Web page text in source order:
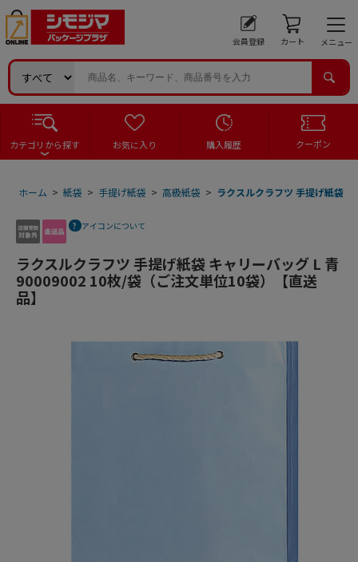
会員登録 カート メニュー
カテゴリから探す お気に入り 購入履歴 クーポン
ホーム > 紙袋 > 手提げ紙袋 > 高級紙袋 > ラクスルクラフツ 手提げ紙袋
アイコンについて
ラクスルクラフツ 手提げ紙袋 キャリーバッグ L 青
90009002 10枚/袋（ご注文単位10袋）【直送
品】